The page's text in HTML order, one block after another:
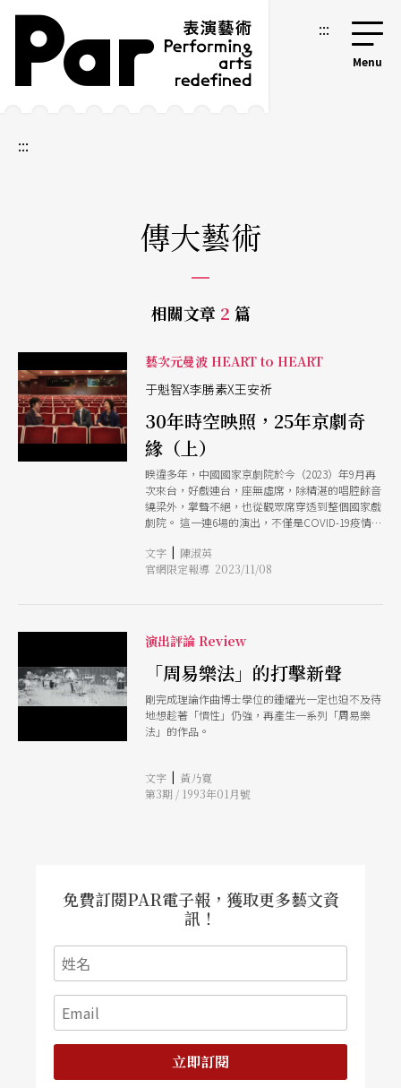
跳到主要內容區塊
網站導覽 :::
:::
傳大藝術
相關文章 2 篇
藝次元曼波 HEART to HEART
于魁智X李勝素X王安祈
30年時空映照，25年京劇奇
緣（上）
睽違多年，中國國家京劇院於今（2023）年9月再
次來台，好戲連台，座無虛席，除精湛的唱腔餘音
繞梁外，掌聲不絕，也從觀眾席穿透到整個國家戲
劇院。 這一連6場的演出，不僅是COVID-19疫情後
國家京劇院訪台的30周年。1993年中國國家京劇院
首次來台，是兩岸交流後最盛大的一次，從台北國
李勝素原在山西京劇院，1998年在已故劇作家貢敏
的慧眼推薦下，首度與于魁智合作演出《野豬林》
的林娘子、《四郎探母》的鐵鏡公主，引起台灣戲
迷的關注，與于魁智被譽為最佳黃金組合。 30年
後，我們在國家戲劇院的觀眾席，在密集演出的縫
隙裡，邀請于魁智、李勝素，與王安祈教授聊聊這
次來台的感受時空對照，薪火相傳。
文字 | 陳淑英
官網限定報導 2023/11/08
演出評論 Review
「周易樂法」的打擊新聲
剛完成理論作曲博士學位的鍾耀光一定也迫不及待
地想趁著「慣性」仍強，再產生一系列「周易樂
法」的作品。
文字 | 黃乃寛
第3期 / 1993年01月號
免費訂閱PAR電子報，獲取更多藝文資
訊！
立即訂閱